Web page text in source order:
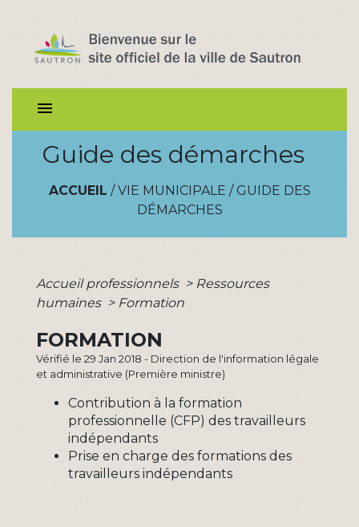
menu
Guide des démarches
ACCUEIL / VIE MUNICIPALE / GUIDE DES
DÉMARCHES
Accueil professionnels > Ressources
humaines > Formation
FORMATION
Vérifié le 29 Jan 2018 - Direction de l'information légale
et administrative (Première ministre)
Contribution à la formation
professionnelle (CFP) des travailleurs
indépendants
Prise en charge des formations des
travailleurs indépendants